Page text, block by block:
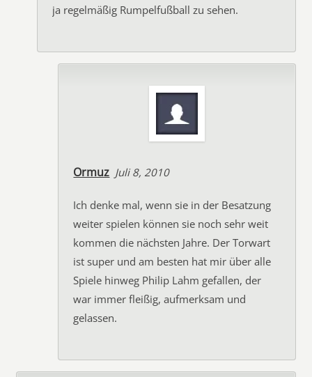
ja regelmäßig Rumpelfußball zu sehen.
Ormuz Juli 8, 2010
Ich denke mal, wenn sie in der Besatzung
weiter spielen können sie noch sehr weit
kommen die nächsten Jahre. Der Torwart
ist super und am besten hat mir über alle
Spiele hinweg Philip Lahm gefallen, der
war immer fleißig, aufmerksam und
gelassen.